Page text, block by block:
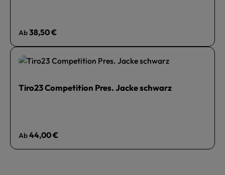
Regulärer Preis:
Ab38,50 €
Tiro23 Competition Pres. Jacke schwarz
Regulärer Preis:
Ab44,00 €